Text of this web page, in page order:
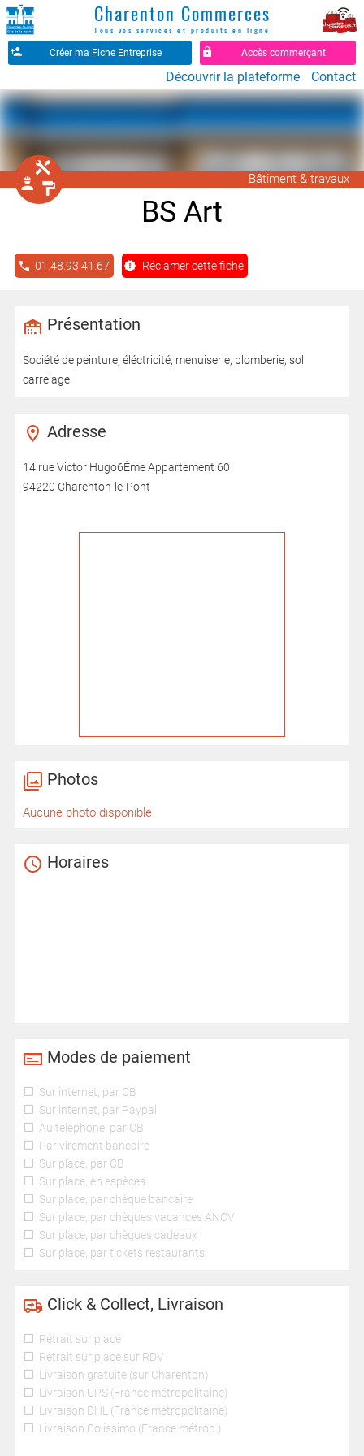
Charenton Commerces
Tous vos services et produits en ligne
Créer ma Fiche Entreprise Accès commerçant
Découvrir la plateforme Contact
󱁤
󰖵 󰉼
Bâtiment & travaux
BS Art
01.48.93.41.67 Réclamer cette fiche
Présentation
Société de peinture, éléctricité, menuiserie, plomberie, sol
carrelage.
Horaires
Adresse
14 rue Victor Hugo6Ème Appartement 60
94220 Charenton-le-Pont
Modes de paiement
Sur internet, par CB
Sur internet, par Paypal
Au téléphone, par CB
Par virement bancaire
Sur place, par CB
Sur place, en espèces
Sur place, par chèque bancaire
Sur place, par chèques vacances ANCV
Sur place, par chèques cadeaux
Sur place, par tickets restaurants
Photos
Aucune photo disponible
Click & Collect, Livraison
Retrait sur place
Retrait sur place sur RDV
Livraison gratuite (sur Charenton)
Livraison UPS (France métropolitaine)
Livraison DHL (France métropolitaine)
Livraison Colissimo (France métrop.)